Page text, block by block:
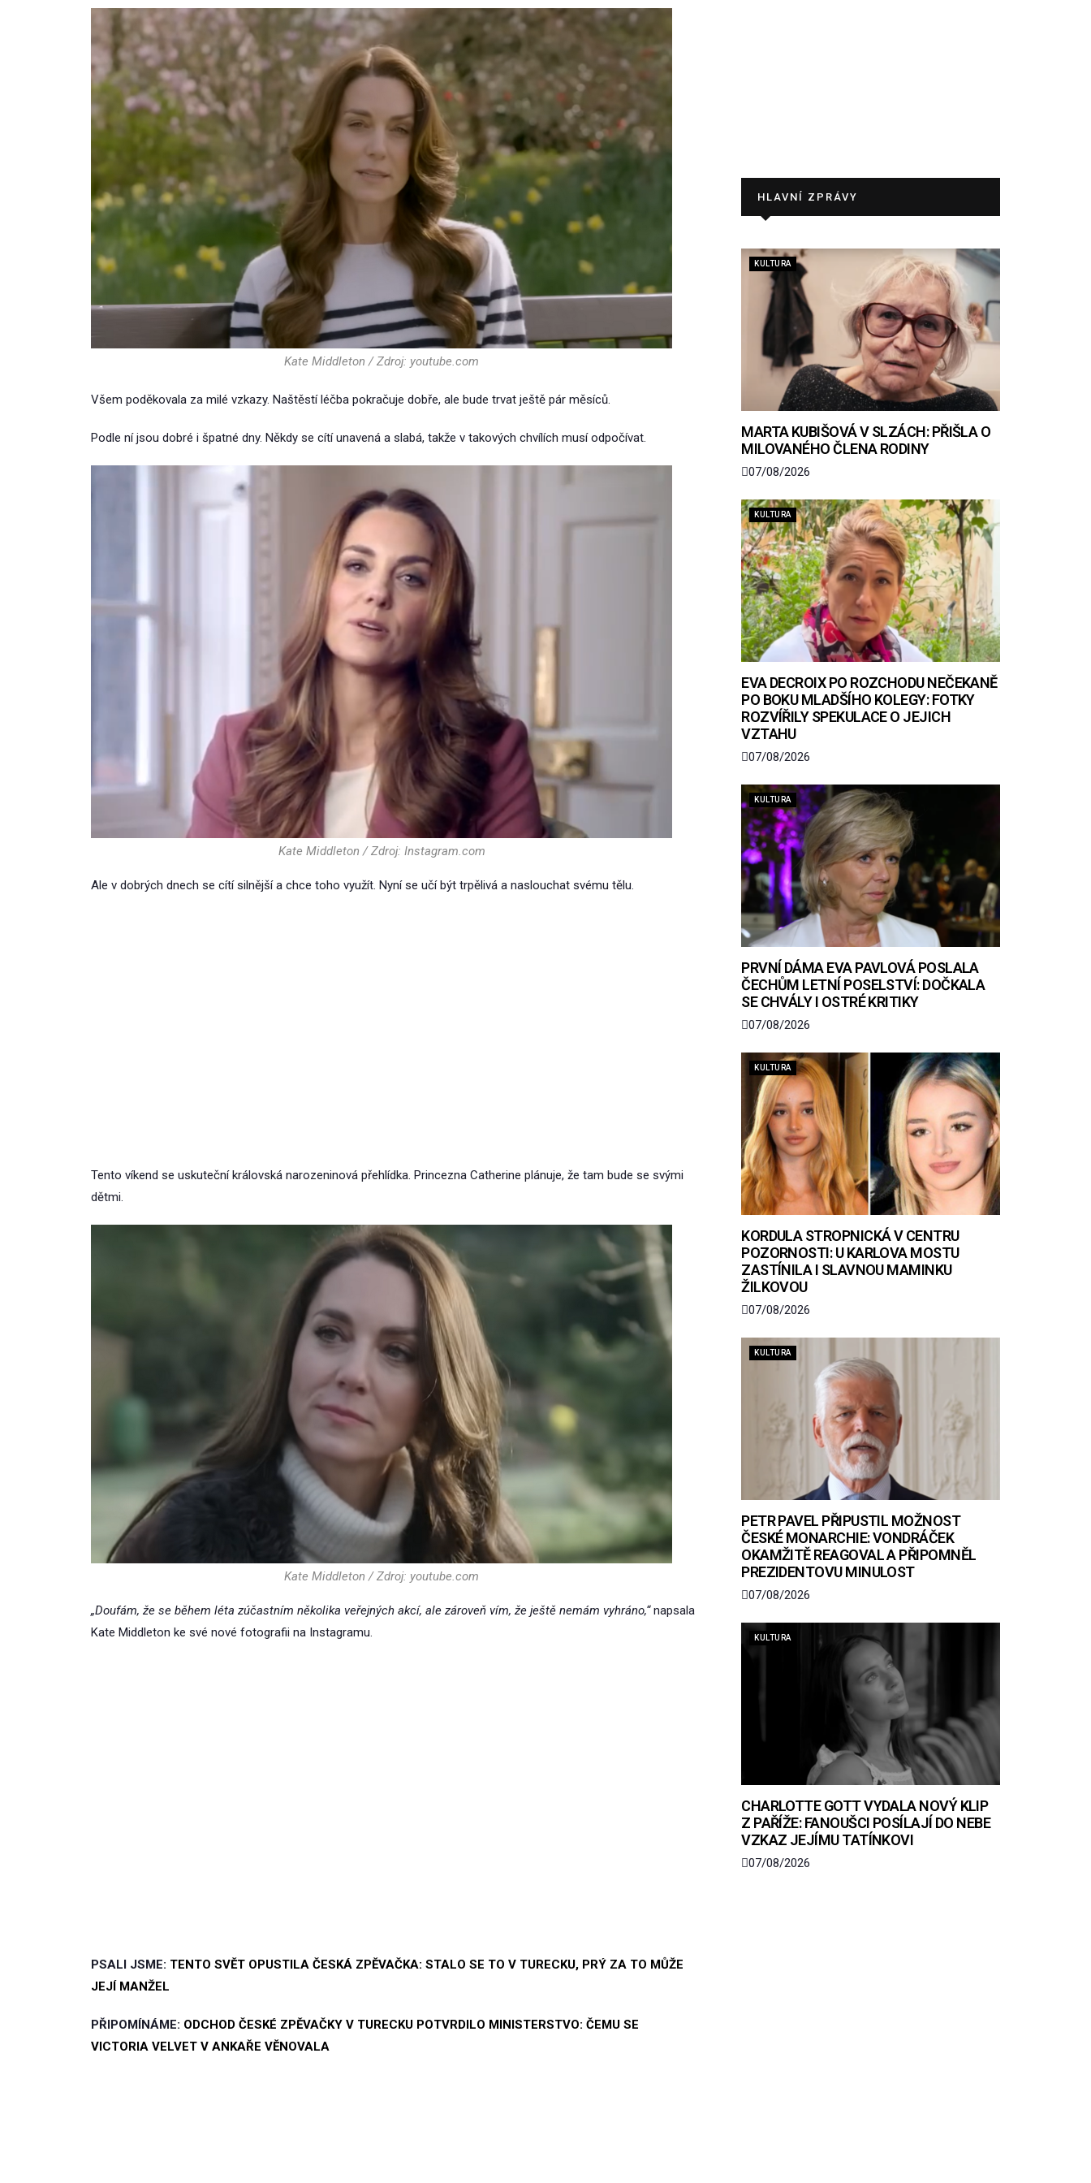
Kate Middleton / Zdroj: youtube.com
Všem poděkovala za milé vzkazy. Naštěstí léčba pokračuje dobře, ale bude trvat ještě pár měsíců.
Podle ní jsou dobré i špatné dny. Někdy se cítí unavená a slabá, takže v takových chvílích musí odpočívat.
Kate Middleton / Zdroj: Instagram.com
Ale v dobrých dnech se cítí silnější a chce toho využít. Nyní se učí být trpělivá a naslouchat svému tělu.
Tento víkend se uskuteční královská narozeninová přehlídka. Princezna Catherine plánuje, že tam bude se svými
dětmi.
Kate Middleton / Zdroj: youtube.com
„Doufám, že se během léta zúčastním několika veřejných akcí, ale zároveň vím, že ještě nemám vyhráno,“napsala
Kate Middleton ke své nové fotografii na Instagramu.
PSALI JSME: TENTO SVĚT OPUSTILA ČESKÁ ZPĚVAČKA: STALO SE TO V TURECKU, PRÝ ZA TO MŮŽE
JEJÍ MANŽEL
PŘIPOMÍNÁME: ODCHOD ČESKÉ ZPĚVAČKY V TURECKU POTVRDILO MINISTERSTVO: ČEMU SE
VICTORIA VELVET V ANKAŘE VĚNOVALA
HLAVNÍ ZPRÁVY
KULTURA
MARTA KUBIŠOVÁ V SLZÁCH: PŘIŠLA O
MILOVANÉHO ČLENA RODINY
07/08/2026
KULTURA
EVA DECROIX PO ROZCHODU NEČEKANĚ
PO BOKU MLADŠÍHO KOLEGY: FOTKY
ROZVÍŘILY SPEKULACE O JEJICH
VZTAHU
07/08/2026
KULTURA
PRVNÍ DÁMA EVA PAVLOVÁ POSLALA
ČECHŮM LETNÍ POSELSTVÍ: DOČKALA
SE CHVÁLY I OSTRÉ KRITIKY
07/08/2026
KULTURA
KORDULA STROPNICKÁ V CENTRU
POZORNOSTI: U KARLOVA MOSTU
ZASTÍNILA I SLAVNOU MAMINKU
ŽILKOVOU
07/08/2026
KULTURA
PETR PAVEL PŘIPUSTIL MOŽNOST
ČESKÉ MONARCHIE: VONDRÁČEK
OKAMŽITĚ REAGOVAL A PŘIPOMNĚL
PREZIDENTOVU MINULOST
07/08/2026
KULTURA
CHARLOTTE GOTT VYDALA NOVÝ KLIP
Z PAŘÍŽE: FANOUŠCI POSÍLAJÍ DO NEBE
VZKAZ JEJÍMU TATÍNKOVI
07/08/2026